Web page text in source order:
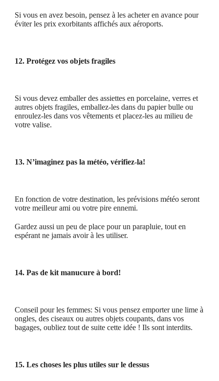
Si vous en avez besoin, pensez à les acheter en avance pour
éviter les prix exorbitants affichés aux aéroports.
12. Protégez vos objets fragiles
Si vous devez emballer des assiettes en porcelaine, verres et
autres objets fragiles, emballez-les dans du papier bulle ou
enroulez-les dans vos vêtements et placez-les au milieu de
votre valise.
13. N’imaginez pas la météo, vérifiez-la!
En fonction de votre destination, les prévisions météo seront
votre meilleur ami ou votre pire ennemi.
Gardez aussi un peu de place pour un parapluie, tout en
espérant ne jamais avoir à les utiliser.
14. Pas de kit manucure à bord!
Conseil pour les femmes: Si vous pensez emporter une lime à
ongles, des ciseaux ou autres objets coupants, dans vos
bagages, oubliez tout de suite cette idée ! Ils sont interdits.
15. Les choses les plus utiles sur le dessus